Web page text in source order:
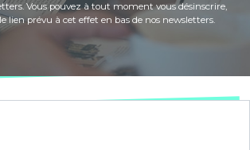
Vous pouvez à tout moment vous désinscrire,
lien prévu à cet effet en bas de nos newsletters.